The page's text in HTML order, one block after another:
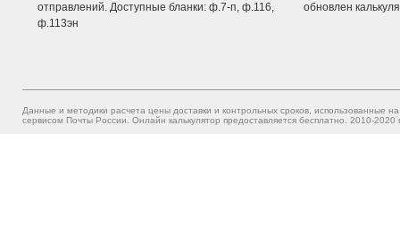
отправлений. Доступные бланки: ф.7-п, ф.116,
ф.113эн
обновлен
Данные и методики расчета цены доставки и контрольных сроков, использованные
сервисом Почты России. Онлайн калькулятор предоставляется бесплатно. 2010-2020